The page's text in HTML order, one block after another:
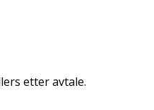
etter avtale.